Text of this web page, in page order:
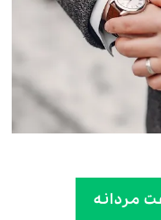
مردانه